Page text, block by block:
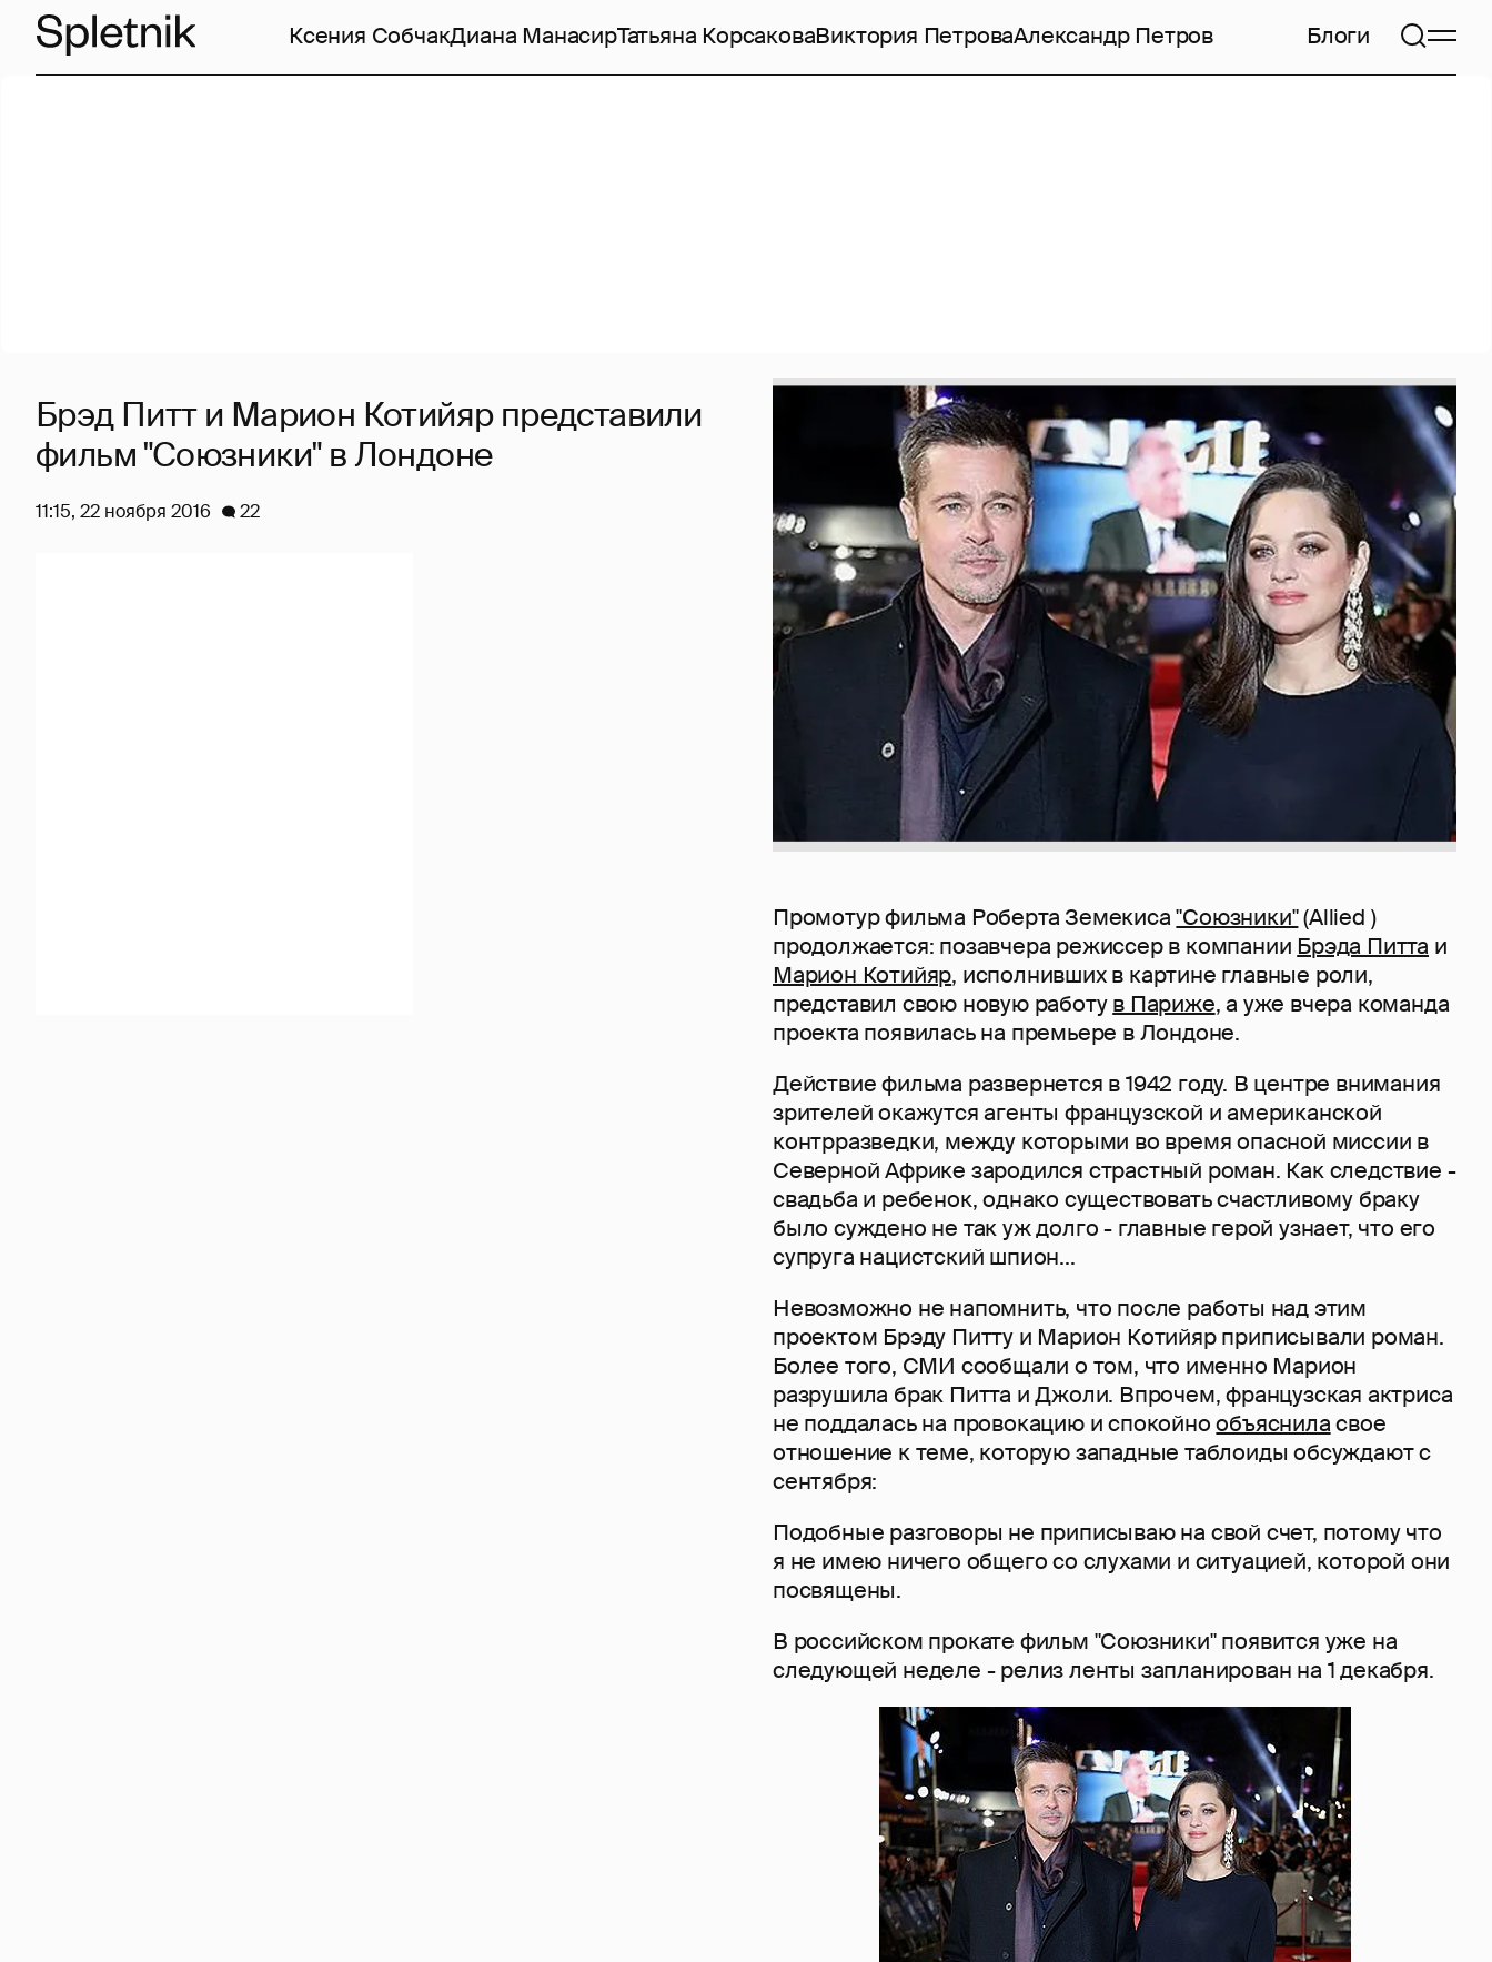
Ксения СобчакДиана МанасирТатьяна КорсаковаВиктория ПетроваАлександр Петров Блоги
Промотур фильма Роберта Земекиса"Союзники"(Allied )
продолжается: позавчера режиссер в компании Брэда Питта и
Марион Котийяр, исполнивших в картине главные роли,
представил свою новую работув Париже, а уже вчера команда
проекта появилась на премьере в Лондоне.
Действие фильма развернется в 1942 году. В центре внимания
зрителей окажутся агенты французской и американской
контрразведки, между которыми во время опасной миссии в
Северной Африке зародился страстный роман. Как следствие -
свадьба и ребенок, однако существовать счастливому браку
было суждено не так уж долго - главные герой узнает, что его
супруга нацистский шпион...
Невозможно не напомнить, что после работы над этим
проектом Брэду Питту и Марион Котийяр приписывали роман.
Более того, СМИ сообщали о том, что именно Марион
разрушила брак Питта и Джоли. Впрочем, французская актриса
не поддалась на провокацию и спокойнообъясниласвое
отношение к теме, которую западные таблоиды обсуждают с
сентября:
Подобные разговоры не приписываю на свой счет, потому что
я не имею ничего общего со слухами и ситуацией, которой они
посвящены.
В российском прокате фильм "Союзники" появится уже на
следующей неделе - релиз ленты запланирован на 1 декабря.
Брэд Питт и Марион Котийяр представили
фильм "Союзники" в Лондоне
11:15, 22 ноября 2016 22